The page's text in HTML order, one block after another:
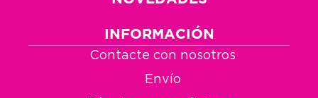
INFORMACIÓN
Contacte con nosotros
Envío